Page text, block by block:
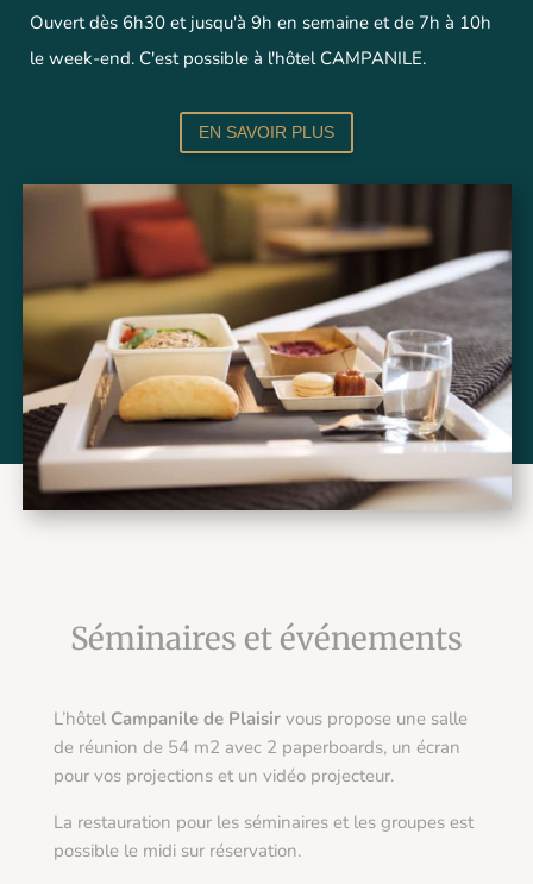
Ouvert dès 6h30 et jusqu'à 9h en semaine et de 7h à 10h
le week-end. C'est possible à l'hôtel CAMPANILE.
EN SAVOIR PLUS
Séminaires et événements
L’hôtel Campanile de Plaisirvous propose une salle
de réunion de 54 m2 avec 2 paperboards, un écran
pour vos projections et un vidéo projecteur.
La restauration pour les séminaires et les groupes est
possible le midi sur réservation.